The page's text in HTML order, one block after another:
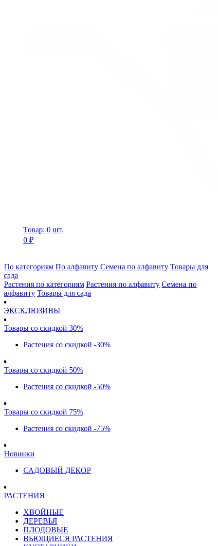
Товар: 0 шт.
0 ₽
По категориям По алфавиту Семена по алфавиту Товары для
сада
Растения по категориям Растения по алфавиту Семена по
алфавиту Товары для сада
ЭКСКЛЮЗИВЫ
Товары со скидкой 30%
Растения со скидкой -30%
Товары со скидкой 50%
Растения со скидкой -50%
Товары со скидкой 75%
Растения со скидкой -75%
Новинки
САДОВЫЙ ДЕКОР
РАСТЕНИЯ
ХВОЙНЫЕ
ДЕРЕВЬЯ
ПЛОДОВЫЕ
ВЬЮЩИЕСЯ РАСТЕНИЯ